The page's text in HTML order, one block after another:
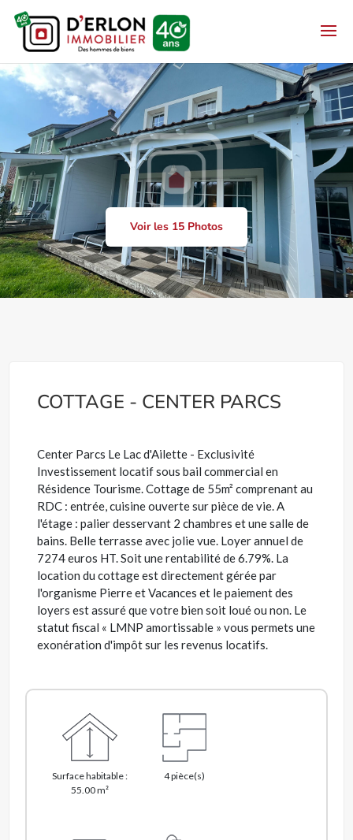
Voir les 15 Photos
COTTAGE - CENTER PARCS
Center Parcs Le Lac d'Ailette - Exclusivité
Investissement locatif sous bail commercial en
Résidence Tourisme. Cottage de 55m² comprenant au
RDC : entrée, cuisine ouverte sur pièce de vie. A
l'étage : palier desservant 2 chambres et une salle de
bains. Belle terrasse avec jolie vue. Loyer annuel de
7274 euros HT. Soit une rentabilité de 6.79%. La
location du cottage est directement gérée par
l'organisme Pierre et Vacances et le paiement des
loyers est assuré que votre bien soit loué ou non. Le
statut fiscal « LMNP amortissable » vous permets une
exonération d'impôt sur les revenus locatifs.
Surface habitable :
55.00 m²
4 pièce(s)